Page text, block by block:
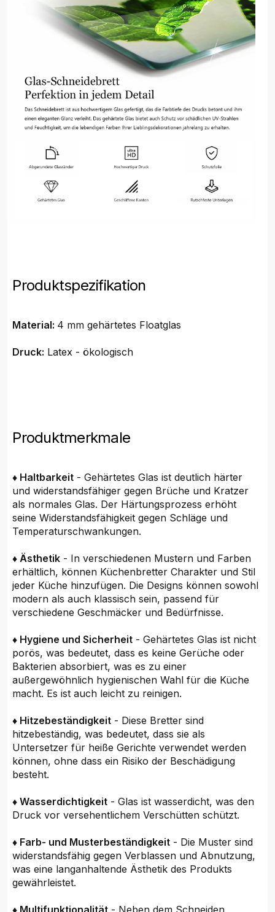
Produktspezifikation
Material: 4 mm gehärtetes Floatglas
Druck: Latex - ökologisch
Produktmerkmale
♦ Haltbarkeit - Gehärtetes Glas ist deutlich härter
und widerstandsfähiger gegen Brüche und Kratzer
als normales Glas. Der Härtungsprozess erhöht
seine Widerstandsfähigkeit gegen Schläge und
Temperaturschwankungen.
♦ Ästhetik - In verschiedenen Mustern und Farben
erhältlich, können Küchenbretter Charakter und Stil
jeder Küche hinzufügen. Die Designs können sowohl
modern als auch klassisch sein, passend für
verschiedene Geschmäcker und Bedürfnisse.
♦ Hygiene und Sicherheit - Gehärtetes Glas ist nicht
porös, was bedeutet, dass es keine Gerüche oder
Bakterien absorbiert, was es zu einer
außergewöhnlich hygienischen Wahl für die Küche
macht. Es ist auch leicht zu reinigen.
♦ Hitzebeständigkeit - Diese Bretter sind
hitzebeständig, was bedeutet, dass sie als
Untersetzer für heiße Gerichte verwendet werden
können, ohne dass ein Risiko der Beschädigung
besteht.
♦ Wasserdichtigkeit - Glas ist wasserdicht, was den
Druck vor versehentlichem Verschütten schützt.
♦ Farb- und Musterbeständigkeit - Die Muster sind
widerstandsfähig gegen Verblassen und Abnutzung,
was eine langanhaltende Ästhetik des Produkts
gewährleistet.